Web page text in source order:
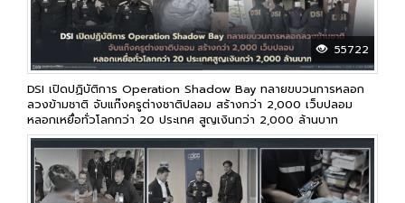
55722
DSI เปิดปฏิบัติการ Operation Shadow Bay ทลายขบวนการหลอก
ลวงข้ามชาติ จับแก๊งครูต่างชาติปลอม สร้างกว่า 2,000 เว็บปลอม
หลอกเหยื่อทั่วโลกกว่า 20 ประเทศ สูญเงินกว่า 2,000 ล้านบาท